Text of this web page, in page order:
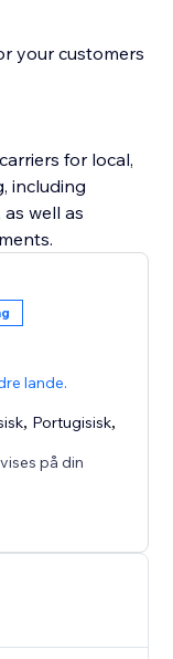
your customers
for local,
including
well as
lande.
, Portugisisk,
på din